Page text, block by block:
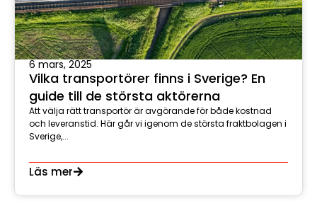
6 mars, 2025
Vilka transportörer finns i Sverige? En
guide till de största aktörerna
Att välja rätt transportör är avgörande för både kostnad
och leveranstid. Här går vi igenom de största fraktbolagen i
Sverige,...
Läs mer